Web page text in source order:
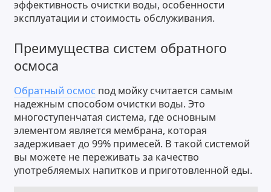
эффективность очистки воды, особенности
эксплуатации и стоимость обслуживания.
Преимущества систем обратного
осмоса
Обратный осмос под мойку считается самым
надежным способом очистки воды. Это
многоступенчатая система, где основным
элементом является мембрана, которая
задерживает до 99% примесей. В такой системой
вы можете не переживать за качество
употребляемых напитков и приготовленной еды.